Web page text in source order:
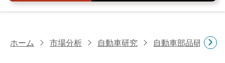
ホーム 市場分析 自動車研究 自動車部品研究